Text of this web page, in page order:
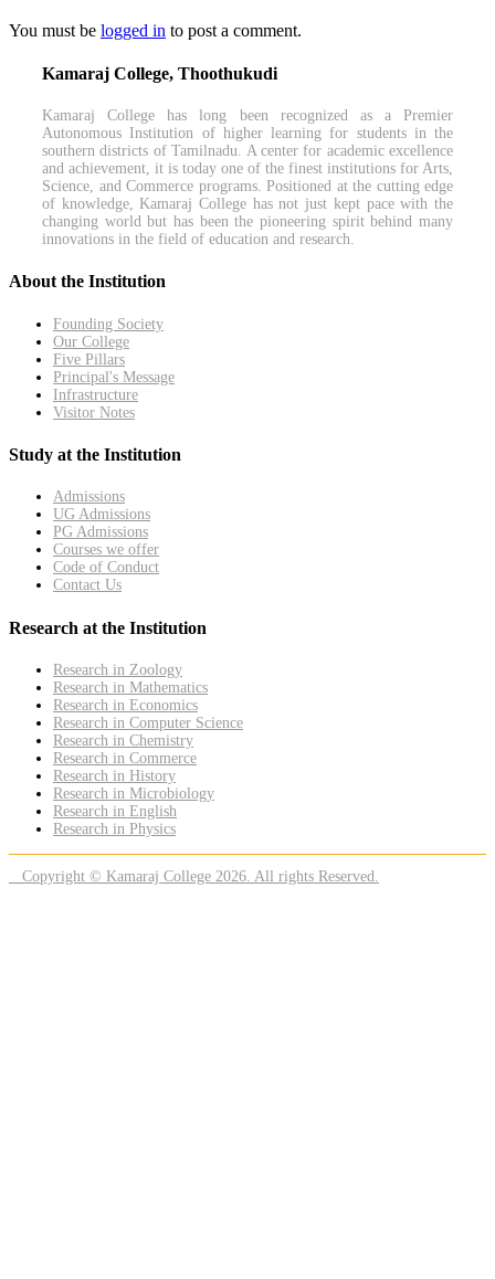
You must be logged in to post a comment.
Kamaraj College, Thoothukudi
Kamaraj College has long been recognized as a Premier
Autonomous Institution of higher learning for students in the
southern districts of Tamilnadu. A center for academic excellence
and achievement, it is today one of the finest institutions for Arts,
Science, and Commerce programs. Positioned at the cutting edge
of knowledge, Kamaraj College has not just kept pace with the
changing world but has been the pioneering spirit behind many
innovations in the field of education and research.
About the Institution
Founding Society
Our College
Five Pillars
Principal's Message
Infrastructure
Visitor Notes
Study at the Institution
Admissions
UG Admissions
PG Admissions
Courses we offer
Code of Conduct
Contact Us
Research at the Institution
Research in Zoology
Research in Mathematics
Research in Economics
Research in Computer Science
Research in Chemistry
Research in Commerce
Research in History
Research in Microbiology
Research in English
Research in Physics
Copyright © Kamaraj College 2026. All rights Reserved.